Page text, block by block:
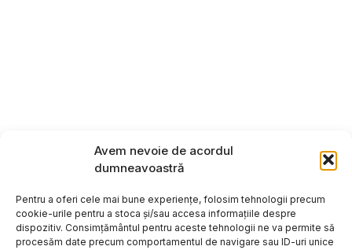
Avem nevoie de acordul
dumneavoastră
Pentru a oferi cele mai bune experiențe, folosim tehnologii precum
cookie-urile pentru a stoca și/sau accesa informațiile despre
dispozitiv. Consimțământul pentru aceste tehnologii ne va permite să
procesăm date precum comportamentul de navigare sau ID-uri unice